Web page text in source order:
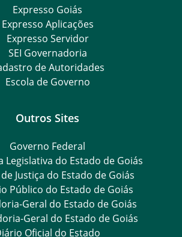
Expresso Goiás
Expresso Aplicações
Expresso Servidor
SEI Governadoria
de Autoridades
Escola de Governo
Outros Sites
Governo Federal
Legislativa do Estado de Goiás
Justiça do Estado de Goiás
Público do Estado de Goiás
Geral do Estado de Goiás
Geral do Estado de Goiás
Oficial do Estado